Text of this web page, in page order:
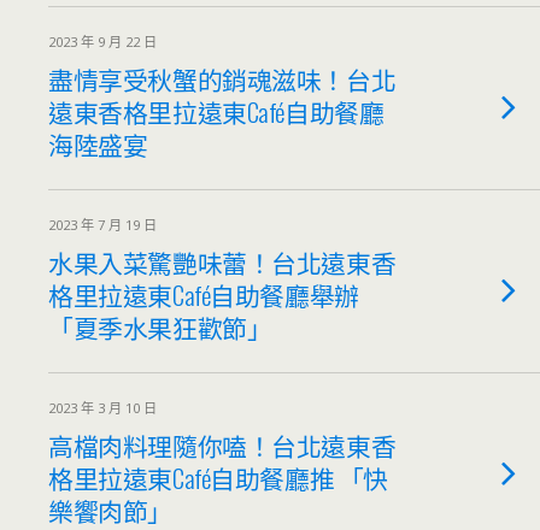
2023 年 9 月 22 日
盡情享受秋蟹的銷魂滋味！台北
遠東香格里拉遠東Café自助餐廳
海陸盛宴
2023 年 7 月 19 日
水果入菜驚艷味蕾！台北遠東香
格里拉遠東Café自助餐廳舉辦
「夏季水果狂歡節」
2023 年 3 月 10 日
高檔肉料理隨你嗑！台北遠東香
格里拉遠東Café自助餐廳推 「快
樂饗肉節」